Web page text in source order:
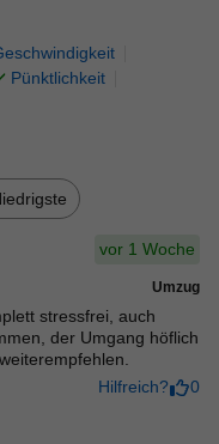
Pünktlichkeit
vor 1 Woche
Umzug
stressfrei, auch
der Umgang höflich
Hilfreich?
0